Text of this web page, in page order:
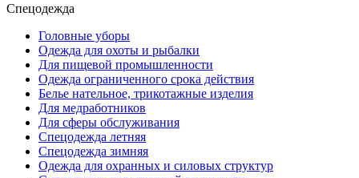
Спецодежда
Головные уборы
Одежда для охоты и рыбалки
Для пищевой промышленности
Одежда ограниченного срока действия
Белье нательное, трикотажные изделия
Для медработников
Для сферы обслуживания
Спецодежда летняя
Спецодежда зимняя
Одежда для охранных и силовых структур